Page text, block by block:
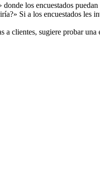
los encuestados
Si a los encuestados
a clientes, sugiere probar